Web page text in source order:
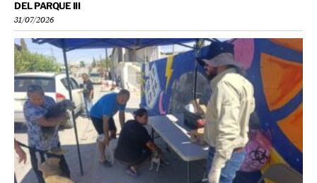
DEL PARQUE III
31/07/2026